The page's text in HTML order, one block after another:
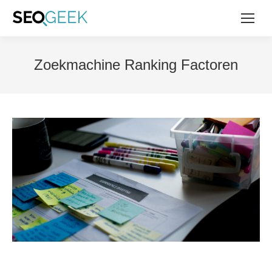
Zoekmachine Ranking Factoren